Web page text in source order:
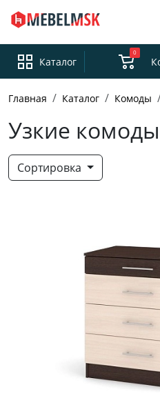
Каталог
0
Главная Каталог Комоды
Узкие комоды
Сортировка